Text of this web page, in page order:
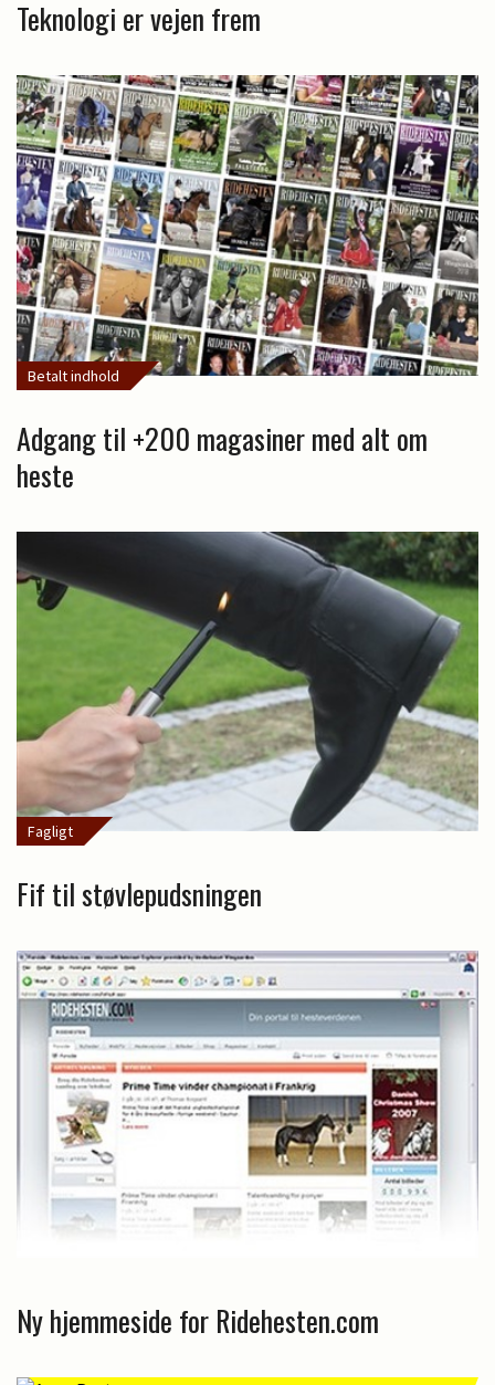
Teknologi er vejen frem
Betalt indhold
Adgang til +200 magasiner med alt om
heste
Fagligt
Fif til støvlepudsningen
Ny hjemmeside for Ridehesten.com